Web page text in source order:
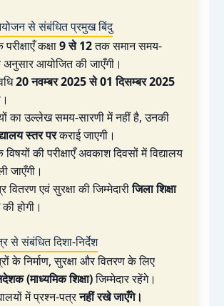
से संबंधित प्रमुख बिंदु
परीक्षाएँ कक्षा9 से 12तक समान समय-
आयोजित की जाएँगी।
20 नवम्बर 2025 से 01 दिसम्बर 2025
का उल्लेख समय-सारणी में नहीं है, उनकी
स्तर परकराई जाएगी।
विषयों की परीक्षाएँ अवकाश दिवसों में विद्यालय
जाएँगी।
वितरण एवं सुरक्षा की जिम्मेदारीजिला शिक्षा
की होगी।
से संबंधित दिशा-निर्देश
के निर्माण, सुरक्षा और वितरण के लिए
(माध्यमिक शिक्षा)जिम्मेदार रहेंगे।
में प्रश्न-पत्रनहीं रखे जाएँगे।